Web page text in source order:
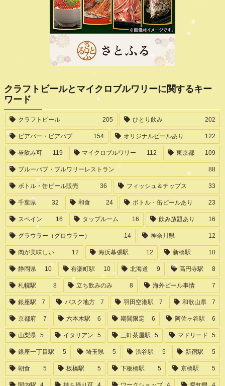
クラフトビールとマイクロブルワリーに関するキー
ワード
クラフトビール 205 ひとり飲み 202
ビアバー・ビアパブ 154 オリジナルビールあり 122
昼飲み可 119 マイクロブルワリー 112 東京都 109
ブルーパブ・ブルワリーレストラン 88
ボトル・缶ビール販売 36 フィッシュ＆チップス 33
千葉県 32 和食 24 ボトル・缶ビールあり 23
スペイン 16 タップルーム 16 飲み放題あり 16
グラウラー（グロウラー） 14 神奈川県 12
肉が美味しい 12 海浜幕張駅 12 新橋駅 10
静岡県 10 有楽町駅 10 北海道 9 高円寺駅 8
札幌駅 8 立ち飲みのみ 8 海外ビール事情 7
銀座駅 7 バスク地方 7 羽田空港駅 7 和歌山県 7
京都府 7 六本木駅 6 期間限定 6 阿佐ヶ谷駅 6
山梨県 5 イタリアン 5 三軒茶屋駅 5 マドリード 5
銀座一丁目駅 5 埼玉県 5 渋谷駅 5 新宿駅 5
朝食 5 板橋駅 5 下板橋駅 5 京橋駅 5